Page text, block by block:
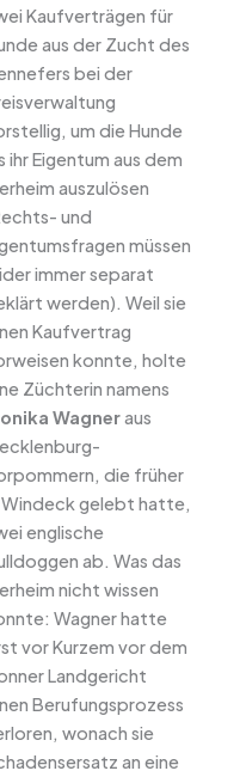
Kaufverträgen für
aus der Zucht des
bei der
um die Hunde
ihr Eigentum aus dem
auszulösen
und
müssen
immer separat
werden). Weil sie
Kaufvertrag
konnte, holte
Züchterin namens
Wagneraus
die früher
Windeck gelebt hatte,
englische
ab. Was das
nicht wissen
Wagner hatte
vor Kurzem vor dem
Landgericht
Berufungsprozess
wonach sie
an eine